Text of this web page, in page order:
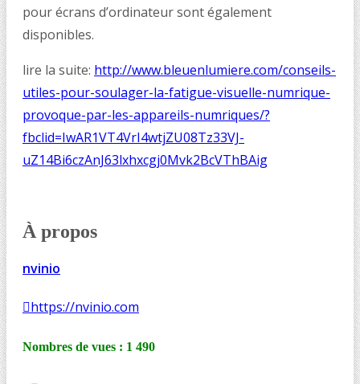
pour écrans d’ordinateur sont également
disponibles.
lire la suite: http://www.bleuenlumiere.com/conseils-
utiles-pour-soulager-la-fatigue-visuelle-numrique-
provoque-par-les-appareils-numriques/?
fbclid=IwAR1VT4VrI4wtjZU08Tz33VJ-
uZ14Bi6czAnJ63lxhxcgj0Mvk2BcVThBAig
À propos
nvinio
https://nvinio.com
Nombres de vues : 1 490